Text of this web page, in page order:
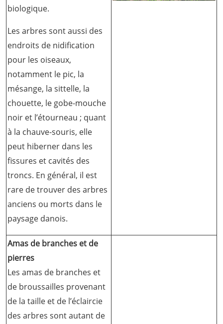
biologique.
Les arbres sont aussi des
endroits de nidification
pour les oiseaux,
notamment le pic, la
mésange, la sittelle, la
chouette, le gobe-mouche
noir et l’étourneau ; quant
à la chauve-souris, elle
peut hiberner dans les
fissures et cavités des
troncs. En général, il est
rare de trouver des arbres
anciens ou morts dans le
paysage danois.
Amas de branches et de
pierres
Les amas de branches et
de broussailles provenant
de la taille et de l’éclaircie
des arbres sont autant de